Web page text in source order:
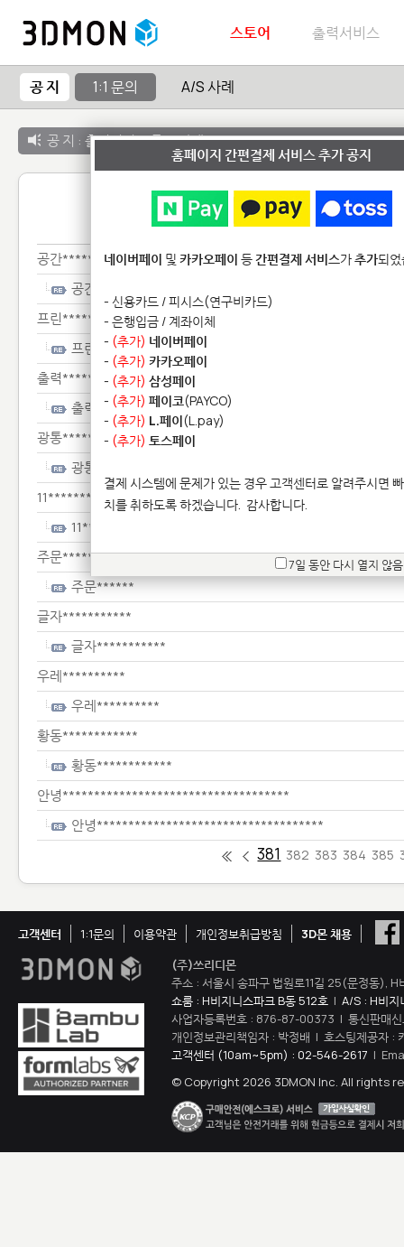
스토어 출력서비스
공 지 1:1 문의 A/S 사례
공 지 : 출력서비스 종료 안내
1:1 문
공간************
공간************
프린***************
프린***************
출력************
출력************
광통*********************
광통*********************
11********
11********
주문******
주문******
글자***********
글자***********
우레**********
우레**********
황동************
황동************
안녕************************************
안녕************************************
381 382 383 384 385
고객센터 1:1문의 이용약관 개인정보취급방침
3D몬 채용
(주)쓰리디몬
주소 : 서울시 송파구 법원로11길 25(문정동),
쇼룸 : H비지니스파크 B동 512호 | A/S : H비지
사업자등록번호 : 876-87-00373 | 통신판매
개인정보관리책임자 : 박정배 | 호스팅제공자 :
고객센터 (10am~5pm) : 02-546-2617 |
© Copyright 2026 3DMON Inc. All rights
홈페이지 간편결제 서비스 추가 공지
네이버페이 및 카카오페이 등간편결제 서비스가추가되
- 신용카드 / 피시스(연구비카드)
- 은행입금 / 계좌이체
- (추가) 네이버페이
- (추가) 카카오페이
- (추가) 삼성페이
- (추가) 페이코(PAYCO)
- (추가) L.페이(L.pay)
- (추가) 토스페이
결제 시스템에 문제가 있는 경우 고객센터로 알려주시면
치를 취하도록 하겠습니다. 감사합니다.
7일 동안 다시 열지 않음